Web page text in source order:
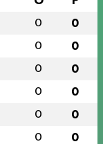
0 0
0 0
0 0
0 0
0 0
0 0